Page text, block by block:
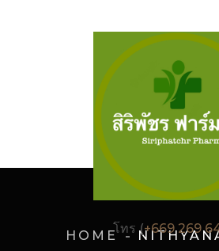
โทร (+669 269
HOME